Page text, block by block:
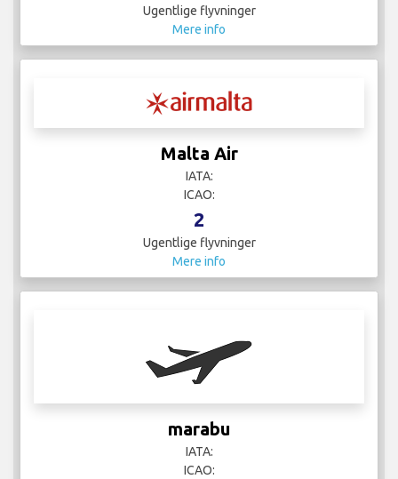
Ugentlige flyvninger
Mere info
Malta Air
IATA:
ICAO:
2
Ugentlige flyvninger
Mere info
marabu
IATA:
ICAO: